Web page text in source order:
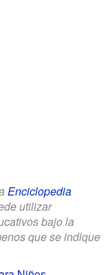
Enciclopedia
utilizar
bajo la
que se indique